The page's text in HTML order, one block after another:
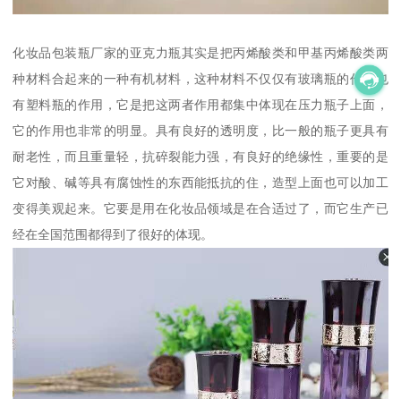
化妆品包装瓶厂家的亚克力瓶其实是把丙烯酸类和甲基丙烯酸类两
种材料合起来的一种有机材料，这种材料不仅仅有玻璃瓶的作用也
有塑料瓶的作用，它是把这两者作用都集中体现在压力瓶子上面，
它的作用也非常的明显。具有良好的透明度，比一般的瓶子更具有
耐老性，而且重量轻，抗碎裂能力强，有良好的绝缘性，重要的是
它对酸、碱等具有腐蚀性的东西能抵抗的住，造型上面也可以加工
变得美观起来。它要是用在化妆品领域是在合适过了，而它生产已
经在全国范围都得到了很好的体现。